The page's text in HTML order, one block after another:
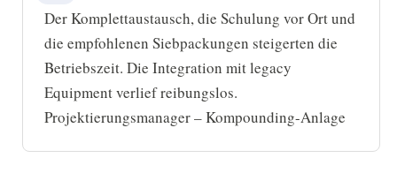
Der Komplettaustausch, die Schulung vor Ort und
die empfohlenen Siebpackungen steigerten die
Betriebszeit. Die Integration mit legacy
Equipment verlief reibungslos.
Projektierungsmanager – Kompounding-Anlage